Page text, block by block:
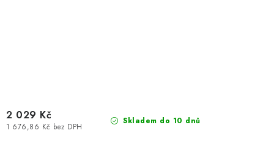
Skladem do 10 dnů
1 676,86 Kč bez DPH
2 029 Kč